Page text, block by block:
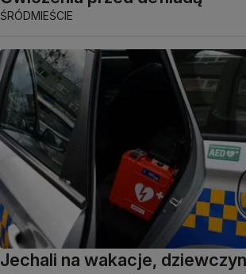
ŚRÓDMIEŚCIE
Jechali na wakacje,